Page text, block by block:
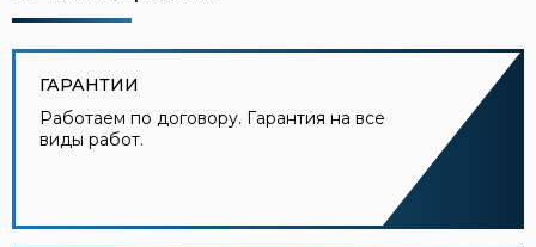
ГАРАНТИИ
Работаем по договору. Гарантия на все
виды работ.